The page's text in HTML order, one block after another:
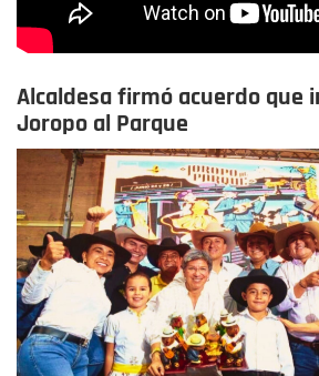
Alcaldesa firmó acuerdo que
Joropo al Parque